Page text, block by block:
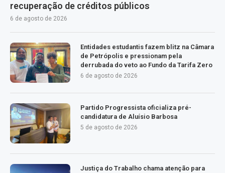
recuperação de créditos públicos
6 de agosto de 2026
Entidades estudantis fazem blitz na Câmara
de Petrópolis e pressionam pela
derrubada do veto ao Fundo da Tarifa Zero
6 de agosto de 2026
Partido Progressista oficializa pré-
candidatura de Aluísio Barbosa
5 de agosto de 2026
Justiça do Trabalho chama atenção para